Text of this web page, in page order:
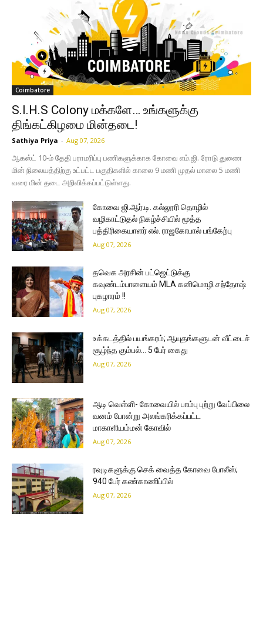
Coimbatore
S.I.H.S Colony மக்களே… உங்களுக்கு
திங்கட்கிழமை மின்தடை!
Sathiya Priya - Aug 07, 2026
ஆகஸ்ட் 10-ம் தேதி பராமரிப்பு பணிகளுக்காக கோவை எம்.ஜி. ரோடு துணை
மின் நிலையத்திற்கு உட்பட்ட பகுதிகளில் காலை 9 மணி முதல் மாலை 5 மணி
வரை மின் தடை அறிவிக்கப்பட்டுள்ளது.
கோவை ஜி.ஆர்.டி. கல்லூரி தொழில்
வழிகாட்டுதல் நிகழ்ச்சியில் மூத்த
பத்திரிகையாளர் எல். ராஜகோபால் பங்கேற்பு
Aug 07, 2026
தவெக அரசின் பட்ஜெட்டுக்கு
கவுண்டம்பாளையம் MLA கனிமொழி சந்தோஷ்
புகழாரம் !!
Aug 07, 2026
உக்கடத்தில் பயங்கரம்; ஆயுதங்களுடன் வீட்டைச்
சூழ்ந்த கும்பல்… 5 பேர் கைது
Aug 07, 2026
ஆடி வெள்ளி- கோவையில் பாம்பு புற்று வேப்பிலை
வனம் போன்று அலங்கரிக்கப்பட்ட
மாகாளியம்மன் கோவில்
Aug 07, 2026
ரவுடிகளுக்கு செக் வைத்த கோவை போலீஸ்;
940 பேர் கண்காணிப்பில்
Aug 07, 2026